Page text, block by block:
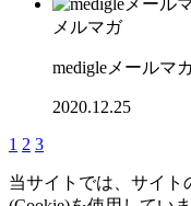
メルマガ
medigleメールマ
2020.12.25
1 2 3
当サイトでは、サイト